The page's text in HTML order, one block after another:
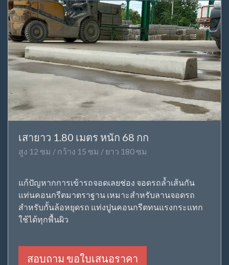
เสายาว 1.80 เมตร หนัก 68 กก
สูง 12 ซม / กว้าง 15 ซม / ยาว 180 ซม
แก้ปัญหากการเข้ารถจอดเลยช่อง จอดรถล้ำเส้นกัน
แท่นคอนกรีตมาตราฐาน เหมาะสำหรับลานจอดรถ
สำหรับกั้นล้อหยุดรถ แท่งปูนคอนกรีตทนแรงกระแทก
ใช้ได้ทุกพื้นผิว
สอบถาม ขอใบเสนอราคา